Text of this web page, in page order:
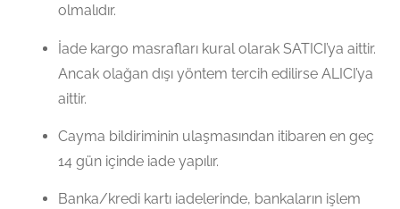
olmalıdır.
İade kargo masrafları kural olarak SATICI’ya aittir.
Ancak olağan dışı yöntem tercih edilirse ALICI’ya
aittir.
Cayma bildiriminin ulaşmasından itibaren en geç
14 gün içinde iade yapılır.
Banka/kredi kartı iadelerinde, bankaların işlem